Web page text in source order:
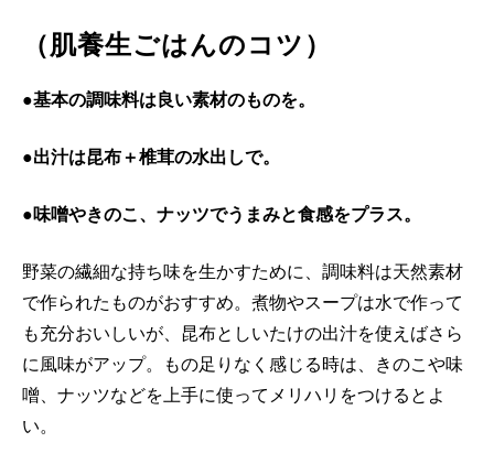
（肌養生ごはんのコツ）
●基本の調味料は良い素材のものを。
●出汁は昆布＋椎茸の水出しで。
●味噌やきのこ、ナッツでうまみと食感をプラス。
野菜の繊細な持ち味を生かすために、調味料は天然素材
で作られたものがおすすめ。煮物やスープは水で作って
も充分おいしいが、昆布としいたけの出汁を使えばさら
に風味がアップ。もの足りなく感じる時は、きのこや味
噌、ナッツなどを上手に使ってメリハリをつけるとよ
い。